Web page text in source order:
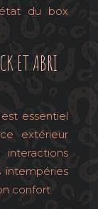
du box
ET ABRI
essentiel
extérieur
intempéries
confort.